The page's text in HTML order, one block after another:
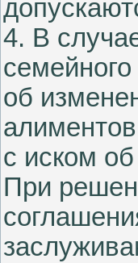
4. В
об
с иском
При